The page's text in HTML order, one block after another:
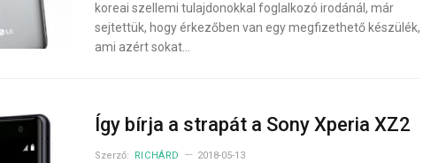
koreai szellemi tulajdonokkal foglalkozó irodánál, már
sejtettük, hogy érkezőben van egy megfizethető készülék,
ami azért sokat…
Így bírja a strapát a Sony Xperia XZ2
Szerző: RICHÁRD 2018-05-13